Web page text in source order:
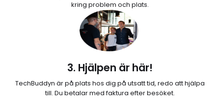
kring problem och plats.
3. Hjälpen är här!
TechBuddyn är på plats hos dig på utsatt tid, redo att hjälpa
till. Du betalar med faktura efter besöket.